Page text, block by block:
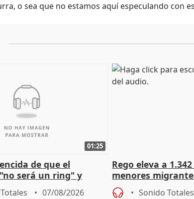
o sea que no estamos aquí especulando con
01:25
de que el
será un ring" y
del pacto con
07/08/2026
Rego eleva a
menores
entrada masiva
Sonido Totales